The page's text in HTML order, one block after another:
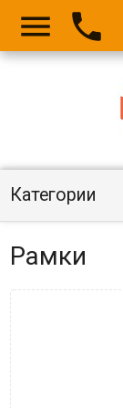
 
Категории
Рамки